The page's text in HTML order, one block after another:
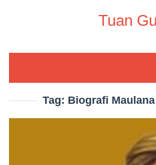
Tuan
Tag: Biografi